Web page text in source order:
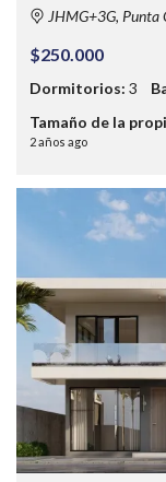
JHMG+3G, Punta
$250.000
Dormitorios: 3
Tamaño de la
2 años ago